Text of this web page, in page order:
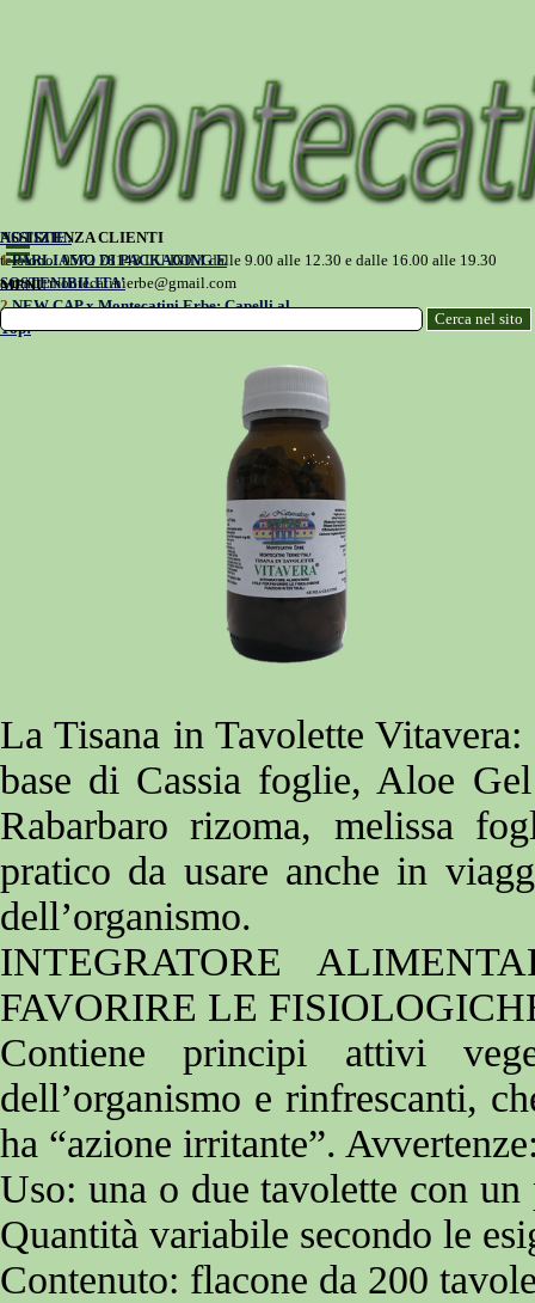
NOTIZIE:
1PARLIAMO DI PACKAGING E
SOSTENIBILITA'
2NEW CAP x Montecatini Erbe: Capelli al
Top!
ASSISTENZA CLIENTI
telefono: 0572 78148 LU-DOM dalle 9.00 alle 12.30 e dalle 16.00 alle 19.30
e-mail:montecatinierbe@gmail.com
Salta menù
MENU'
Cerca nel sito
La Tisana in Tavolette
base di Cassia foglie, Aloe
Rabarbaro rizoma, melissa
pratico da usare anche in
dell’organismo.
INTEGRATORE
FAVORIRE LE
Contiene principi attivi
dell’organismo e rinfrescanti,
ha “azione irritante”.
Uso: una o due tavolette con un
Quantità variabile secondo le
Contenuto: flacone da 200